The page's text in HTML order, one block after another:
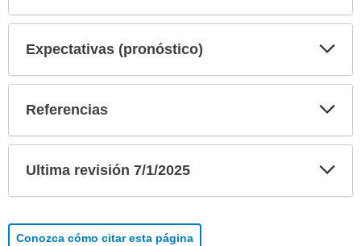
Expectativas (pronóstico)
Referencias
Ultima revisión 7/1/2025
Conozca cómo citar esta página